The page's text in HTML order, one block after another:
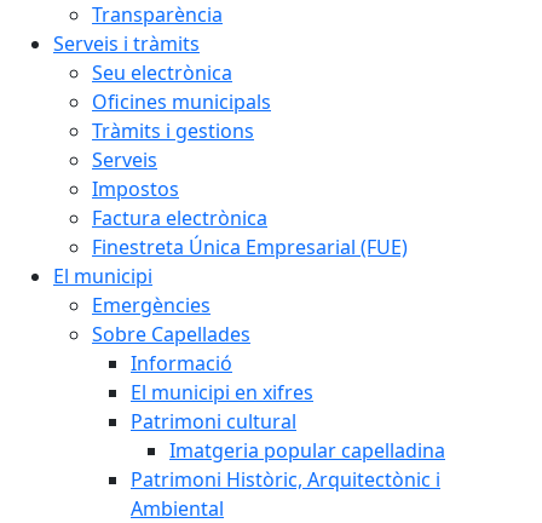
Transparència
Serveis i tràmits
Seu electrònica
Oficines municipals
Tràmits i gestions
Serveis
Impostos
Factura electrònica
Finestreta Única Empresarial (FUE)
El municipi
Emergències
Sobre Capellades
Informació
El municipi en xifres
Patrimoni cultural
Imatgeria popular capelladina
Patrimoni Històric, Arquitectònic i
Ambiental